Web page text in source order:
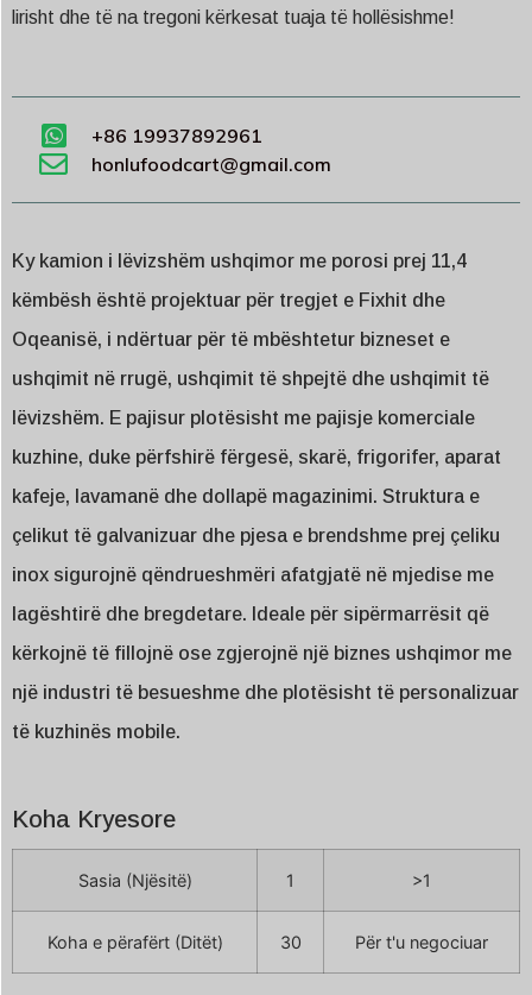
lirisht dhe të na tregoni kërkesat tuaja të hollësishme!
+86 19937892961
honlufoodcart@gmail.com
Ky kamion i lëvizshëm ushqimor me porosi prej 11,4
këmbësh është projektuar për tregjet e Fixhit dhe
Oqeanisë, i ndërtuar për të mbështetur bizneset e
ushqimit në rrugë, ushqimit të shpejtë dhe ushqimit të
lëvizshëm. E pajisur plotësisht me pajisje komerciale
kuzhine, duke përfshirë fërgesë, skarë, frigorifer, aparat
kafeje, lavamanë dhe dollapë magazinimi. Struktura e
çelikut të galvanizuar dhe pjesa e brendshme prej çeliku
inox sigurojnë qëndrueshmëri afatgjatë në mjedise me
lagështirë dhe bregdetare. Ideale për sipërmarrësit që
kërkojnë të fillojnë ose zgjerojnë një biznes ushqimor me
një industri të besueshme dhe plotësisht të personalizuar
të kuzhinës mobile.
Koha Kryesore
Sasia (Njësitë) 1 >1
Koha e përafërt (Ditët) 30 Për t'u negociuar